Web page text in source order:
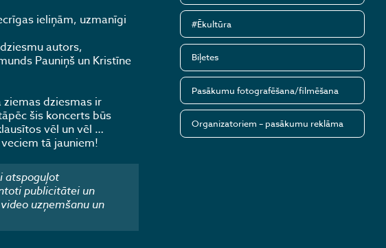
ieliņām, uzmanīgi
autors,
Pauniņš un Kristīne
dziesmas ir
šis koncerts būs
vēl un vēl …
tā jauniem!
atspoguļot
publicitātei un
uzņemšanu un
#Ēkultūra
Biļetes
Pasākumu fotografēšana/filmēšana
Organizatoriem – pasākumu reklāma